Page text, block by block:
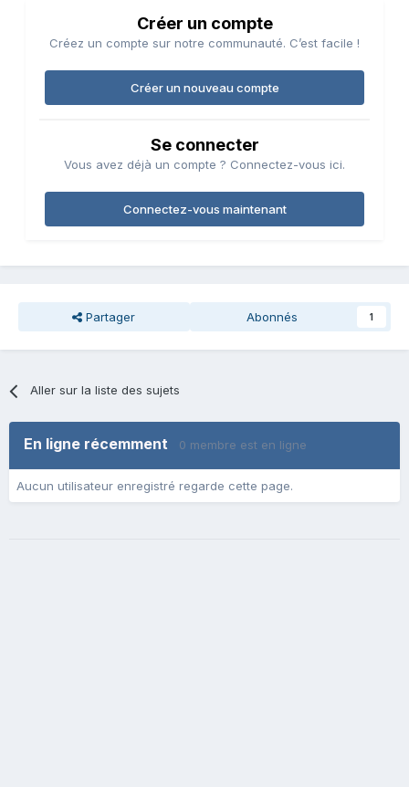
Créer un compte
Créez un compte sur notre communauté. C’est facile !
Créer un nouveau compte
Se connecter
Vous avez déjà un compte ? Connectez-vous ici.
Connectez-vous maintenant
Partager Abonnés 1
Aller sur la liste des sujets
En ligne récemment 0 membre est en ligne
Aucun utilisateur enregistré regarde cette page.